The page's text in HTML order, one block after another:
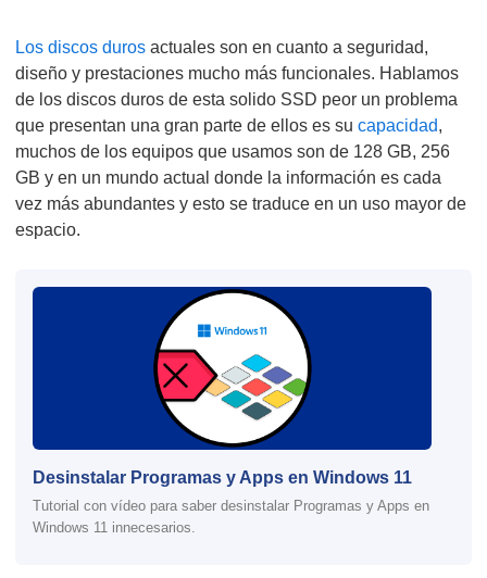
Los discos duros actuales son en cuanto a seguridad,
diseño y prestaciones mucho más funcionales. Hablamos
de los discos duros de esta solido SSD peor un problema
que presentan una gran parte de ellos es su capacidad,
muchos de los equipos que usamos son de 128 GB, 256
GB y en un mundo actual donde la información es cada
vez más abundantes y esto se traduce en un uso mayor de
espacio.
Desinstalar Programas y Apps en Windows 11
Tutorial con vídeo para saber desinstalar Programas y Apps en
Windows 11 innecesarios.